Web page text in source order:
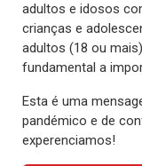
adultos e idosos
crianças e
adultos (18 ou
fundamental a
Esta é uma
pandémico e de
experenciamos!